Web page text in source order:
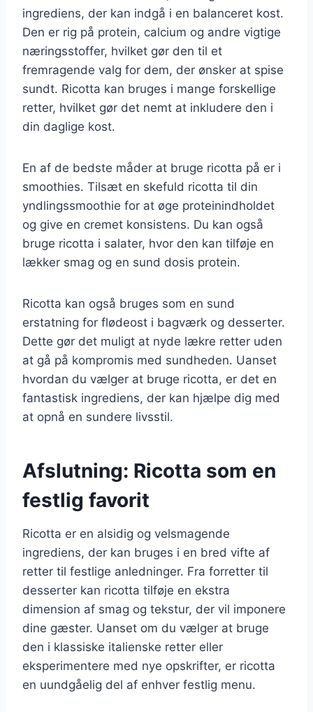
ingrediens, der kan indgå i en balanceret kost.
Den er rig på protein, calcium og andre vigtige
næringsstoffer, hvilket gør den til et
fremragende valg for dem, der ønsker at spise
sundt. Ricotta kan bruges i mange forskellige
retter, hvilket gør det nemt at inkludere den i
din daglige kost.
En af de bedste måder at bruge ricotta på er i
smoothies. Tilsæt en skefuld ricotta til din
yndlingssmoothie for at øge proteinindholdet
og give en cremet konsistens. Du kan også
bruge ricotta i salater, hvor den kan tilføje en
lækker smag og en sund dosis protein.
Ricotta kan også bruges som en sund
erstatning for flødeost i bagværk og desserter.
Dette gør det muligt at nyde lækre retter uden
at gå på kompromis med sundheden. Uanset
hvordan du vælger at bruge ricotta, er det en
fantastisk ingrediens, der kan hjælpe dig med
at opnå en sundere livsstil.
Afslutning: Ricotta som en
festlig favorit
Ricotta er en alsidig og velsmagende
ingrediens, der kan bruges i en bred vifte af
retter til festlige anledninger. Fra forretter til
desserter kan ricotta tilføje en ekstra
dimension af smag og tekstur, der vil imponere
dine gæster. Uanset om du vælger at bruge
den i klassiske italienske retter eller
eksperimentere med nye opskrifter, er ricotta
en uundgåelig del af enhver festlig menu.